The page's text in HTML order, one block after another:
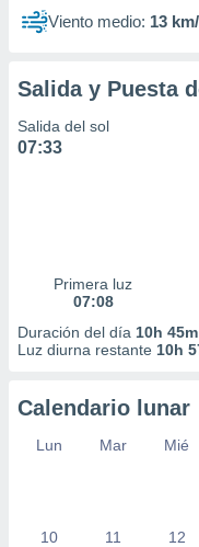
1199
Viento medio: 13
Salida y Puesta
Salida del sol
07:33
Primera luz
07:08
Duración del día 10h 45m
Luz diurna restante 10h
Calendario lunar
Lun Mar Mié
10 11 12